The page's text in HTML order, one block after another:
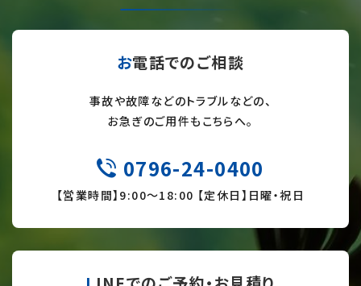
お電話でのご相談
事故や故障などのトラブルなどの、
お急ぎのご用件もこちらへ。
TEL
0796-24-0400
【営業時間】9:00～18:00 【定休日】日曜・祝日